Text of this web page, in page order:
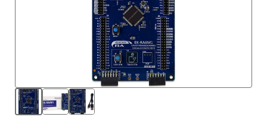
クイックスタート サンプルプロジェクトを実行する
と、赤いユーザ LED が点滅し始めます。
クイックスタート サンプルプロジェクトの追加機能
EK-RA6M1 クイックスタートガイド
(PDF)を参照してください。
組込みアプリケーションを開発する
クイックスタート サンプルプロジェクトを変更する